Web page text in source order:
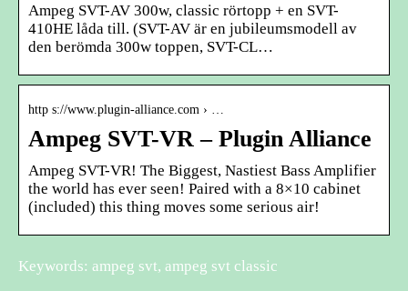
Ampeg SVT-AV 300w, classic rörtopp + en SVT-
410HE låda till. (SVT-AV är en jubileumsmodell av
den berömda 300w toppen, SVT-CL…
http s://www.plugin-alliance.com › …
Ampeg SVT-VR – Plugin Alliance
Ampeg SVT-VR! The Biggest, Nastiest Bass Amplifier
the world has ever seen! Paired with a 8×10 cabinet
(included) this thing moves some serious air!
Keywords: ampeg svt, ampeg svt classic